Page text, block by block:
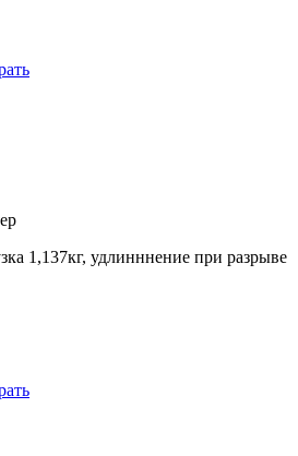
1,137кг, удлинннение при разрыве